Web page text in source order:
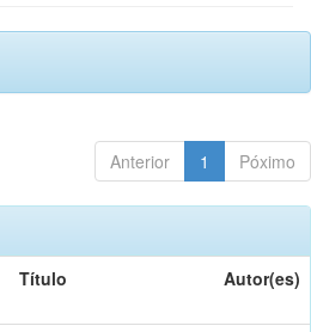
Anterior 1 Póximo
Título Autor(es)